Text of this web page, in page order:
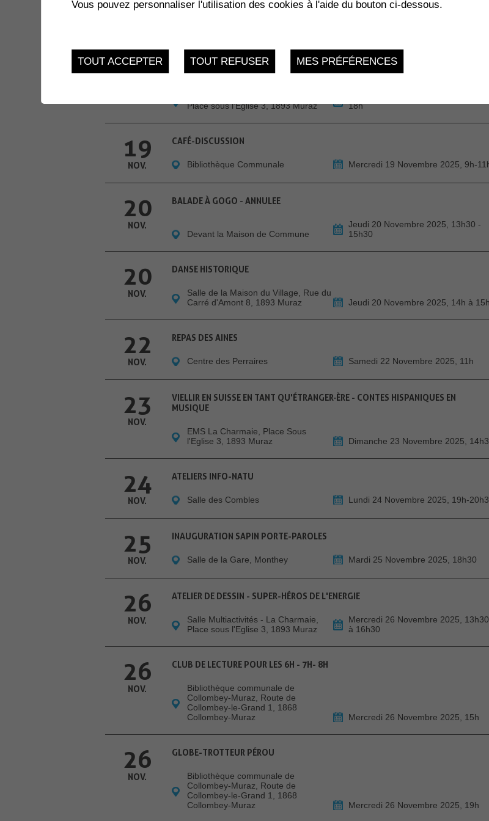
15
19 ATELIER SUR LE B.A.-BA INFORMATIQUE
Place sous l'Eglise 3, 1893 Muraz
18h
19
NOV.
CAFÉ-DISCUSSION
Bibliothèque Communale Mercredi 19 Novembre 2025, 9h-
20
NOV.
BALADE À GOGO - ANNULEE
Devant la Maison de Commune
Jeudi 20 Novembre 2025, 13h30 -
15h30
20
NOV.
DANSE HISTORIQUE
Salle de la Maison du Village, Rue du
Carré d'Amont 8, 1893 Muraz
Jeudi 20 Novembre 2025, 14h à 15h
22
NOV.
REPAS DES AINES
Centre des Perraires Samedi 22 Novembre 2025, 11h
23
NOV.
VIELLIR EN SUISSE EN TANT QU'ÉTRANGER·ÈRE - CONTES HISPANIQUES EN
MUSIQUE
EMS La Charmaie, Place Sous
l'Eglise 3, 1893 Muraz
Dimanche 23 Novembre 2025,
24
NOV.
ATELIERS INFO-NATU
Salle des Combles Lundi 24 Novembre 2025, 19h-
25
NOV.
INAUGURATION SAPIN PORTE-PAROLES
Salle de la Gare, Monthey Mardi 25 Novembre 2025, 18h30
26
NOV.
ATELIER DE DESSIN - SUPER-HÉROS DE L'ENERGIE
Salle Multiactivités - La Charmaie,
Place sous l'Eglise 3, 1893 Muraz
Mercredi 26 Novembre 2025, 13h30
à 16h30
26
NOV.
CLUB DE LECTURE POUR LES 6H - 7H- 8H
Bibliothèque communale de
Collombey-Muraz, Route de
Collombey-le-Grand 1, 1868
Collombey-Muraz
Mercredi 26 Novembre 2025, 15h
26
NOV.
GLOBE-TROTTEUR PÉROU
Bibliothèque communale de
Collombey-Muraz, Route de
Collombey-le-Grand 1, 1868
Collombey-Muraz
Mercredi 26 Novembre 2025, 19h
Vous pouvez personnaliser l'utilisation des cookies à l'aide du bouton ci-dessous.
TOUT ACCEPTER TOUT REFUSER MES PRÉFÉRENCES